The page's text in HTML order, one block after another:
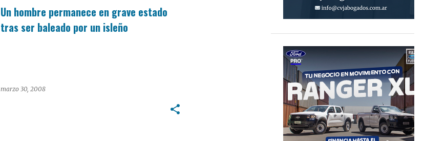
Un hombre permanece en grave estado
tras ser baleado por un isleño
marzo 30, 2008